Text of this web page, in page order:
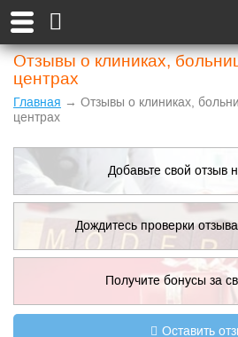
Отзывы о клиниках,
центрах
Главная → Отзывы о клиниках,
центрах
Добавьте свой отзыв
Дождитесь проверки
Получите бонусы за
Оставить